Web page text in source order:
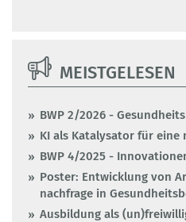
MEISTGELESEN
BWP 2/2026 -
KI als Katalysator für eine
BWP 4/2025 -
Poster: Entwicklung von
nachfrage in
Ausbildung als